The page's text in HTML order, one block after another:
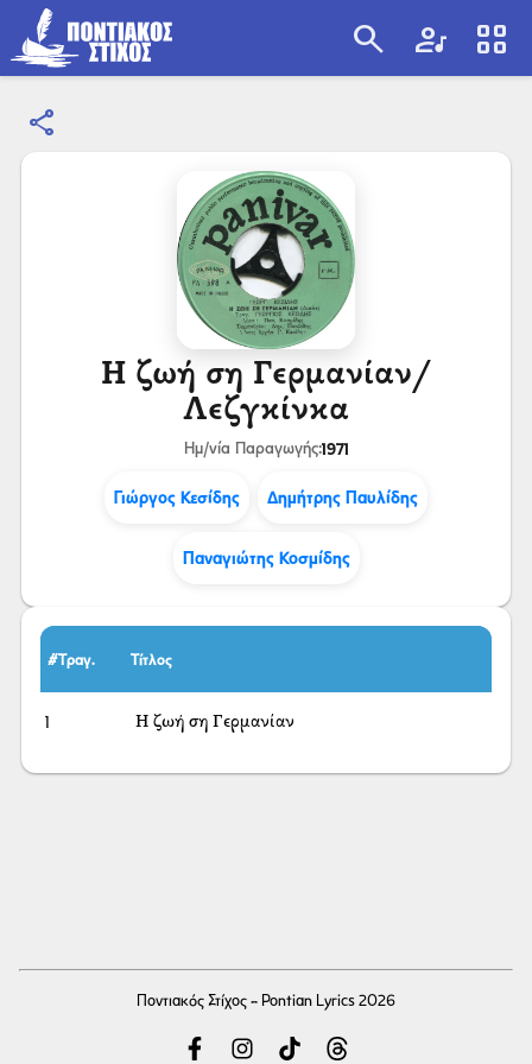
search artist view_cozy
share
Η ζωή ση Γερμανίαν/
Λεζγκίνκα
Ημ/νία Παραγωγής:1971
Γιώργος Κεσίδης Δημήτρης Παυλίδης
Παναγιώτης Κοσμίδης
#Τραγ. Τίτλος
1 Η ζωή ση Γερμανίαν
Ποντιακός Στίχος - Pontian Lyrics 2026